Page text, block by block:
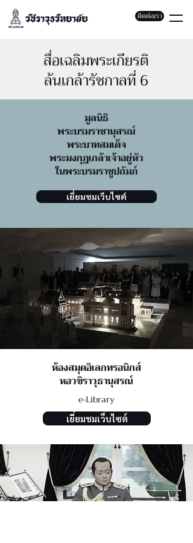
ติดต่อเรา
สื่อเฉลิมพระเกียรติ
ล้นเกล้ารัชกาลที่ 6
มูลนิธิ
พระบรมราชานุสรณ์
พระบาทสมเด็จ
พระมงกุฎเกล้าเจ้าอยู่หัว
ในพระบรมราชูปถัมภ์
เยี่ยมชมเว็บไซต์
ห้องสมุดอิเลกทรอนิกส์
หอวชิราวุธานุสรณ์
e-Library
เยี่ยมชมเว็บไซต์